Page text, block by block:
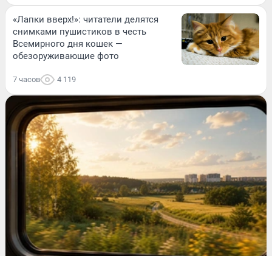
«Лапки вверх!»: читатели делятся
снимками пушистиков в честь
Всемирного дня кошек —
обезоруживающие фото
7 часов 4 119